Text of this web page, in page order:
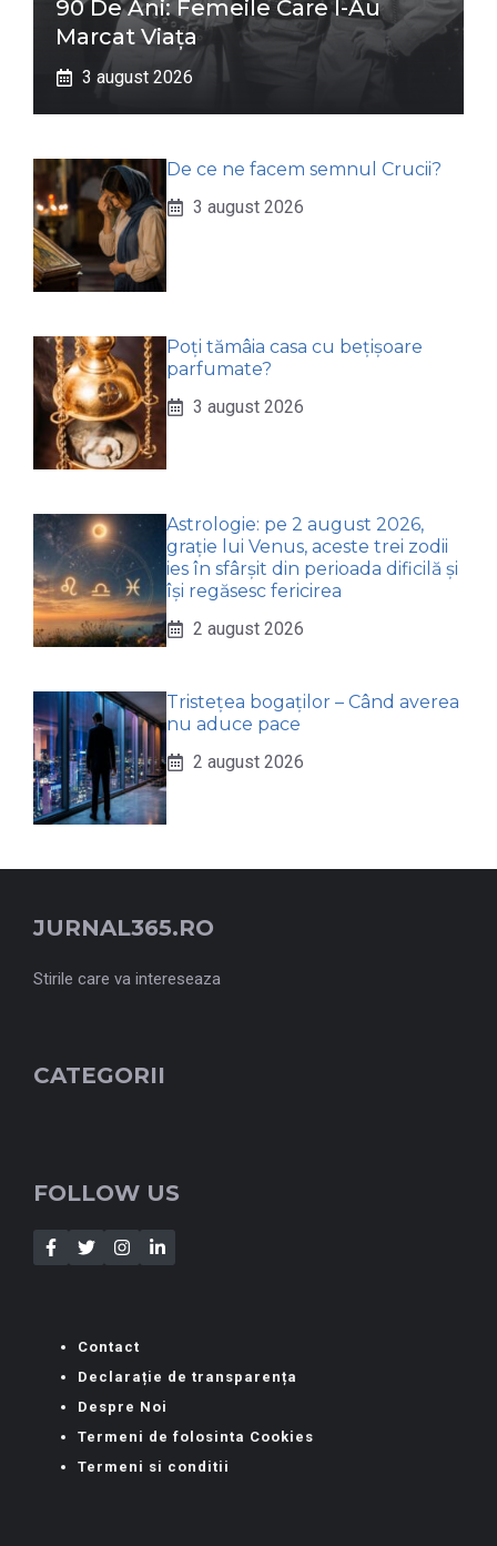
90 De Ani: Femeile Care I-Au
Marcat Viața
3 august 2026
De ce ne facem semnul Crucii?
3 august 2026
Poți tămâia casa cu bețișoare
parfumate?
3 august 2026
Astrologie: pe 2 august 2026,
grație lui Venus, aceste trei zodii
ies în sfârșit din perioada dificilă și
își regăsesc fericirea
2 august 2026
Tristețea bogaților – Când averea
nu aduce pace
2 august 2026
JURNAL365.RO
Stirile care va intereseaza
CATEGORII
FOLLOW US
Contact
Declarație de transparența
Despre Noi
Termeni de folosinta Cookies
Termeni si conditii